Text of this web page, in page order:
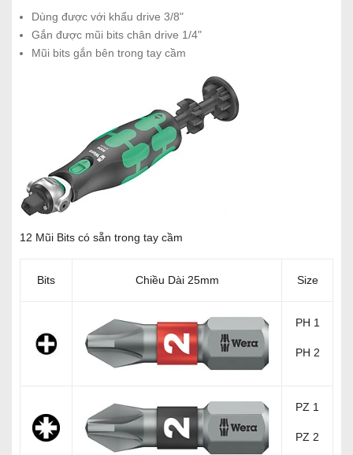
Dùng được với khẩu drive 3/8"
Gắn được mũi bits chân drive 1/4"
Mũi bits gắn bên trong tay cầm
12 Mũi Bits có sẵn trong tay cầm
Bits Chiều Dài 25mm Size
PH 1
PH 2
PZ 1
PZ 2